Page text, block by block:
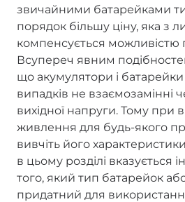
звичайними батарейками
порядок більшу ціну, яка з
компенсується можливістю
Всупереч явним
що акумулятори і батарейки
випадків не взаємозамінні
вихідної напруги. Тому при
живлення для будь-якого
вивчіть його
в цьому розділі вказується
того, який тип батарейок
придатний для